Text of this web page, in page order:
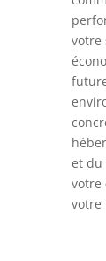
votre
et du
votre
votre